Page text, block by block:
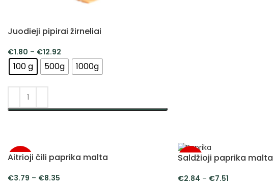
Juodieji pipirai žirneliai
€1.80 – €12.92
100 g 500g 1000g
-5%
Aitrioji čili paprika malta
€3.79 – €8.35
-5%
Saldžioji paprika malta
€2.84 – €7.51